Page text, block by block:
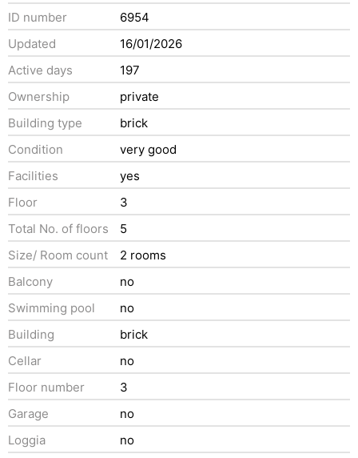
ID number
6954
Updated
16/01/2026
Active days
197
Ownership
private
Building type
brick
Condition
very good
Facilities
yes
Floor
3
Total No. of floors
5
Size/ Room count
2 rooms
Balcony
no
Swimming pool
no
Building
brick
Cellar
no
Floor number
3
Garage
no
Loggia
no